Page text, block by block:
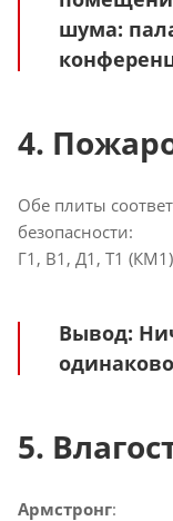
шума:
4.
Обе плиты
безопасности:
Г1, В1, Д1, Т1
Вывод:
5.
Армстронг: